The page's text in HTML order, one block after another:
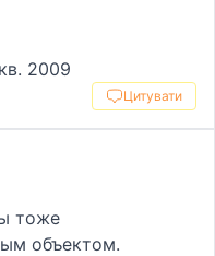
2009
Цитувати
тоже
объектом.